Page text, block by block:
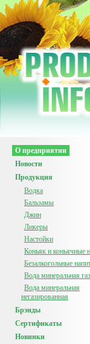
О предприятии
Новости
Продукция
Водка
Бальзамы
Джин
Ликеры
Настойки
Коньяк и коньячные
Безалкогольные
Вода минеральная
Вода минеральная
негазированная
Брэнды
Сертификаты
Новинки